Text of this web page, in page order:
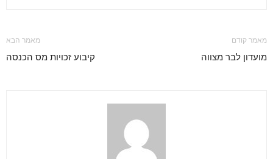
מאמר קודם
מועדון לבר מצווה
מאמר הבא
קיבוע זכויות מס הכנסה